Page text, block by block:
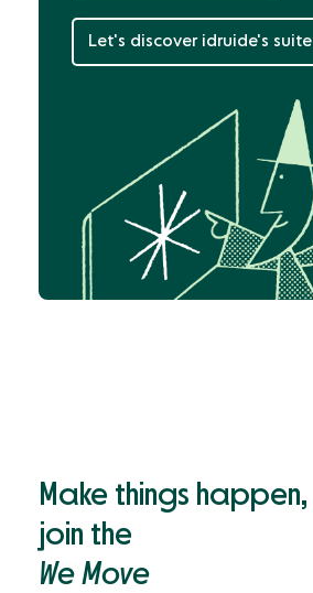
Let's discover idruide's suite
Make things happen,
join the
We Move